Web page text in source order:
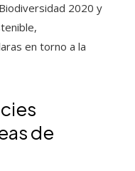
2020 y
en torno a la
de